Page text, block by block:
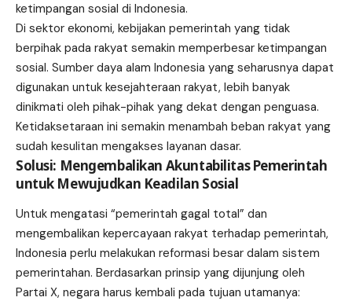
ketimpangan sosial di Indonesia.
Di sektor ekonomi, kebijakan pemerintah yang tidak
berpihak pada rakyat semakin memperbesar ketimpangan
sosial. Sumber daya alam Indonesia yang seharusnya dapat
digunakan untuk kesejahteraan rakyat, lebih banyak
dinikmati oleh pihak-pihak yang dekat dengan penguasa.
Ketidaksetaraan ini semakin menambah beban rakyat yang
sudah kesulitan mengakses layanan dasar.
Solusi: Mengembalikan Akuntabilitas Pemerintah
untuk Mewujudkan Keadilan Sosial
Untuk mengatasi “pemerintah gagal total” dan
mengembalikan kepercayaan rakyat terhadap pemerintah,
Indonesia perlu melakukan reformasi besar dalam sistem
pemerintahan. Berdasarkan prinsip yang dijunjung oleh
Partai X, negara harus kembali pada tujuan utamanya: